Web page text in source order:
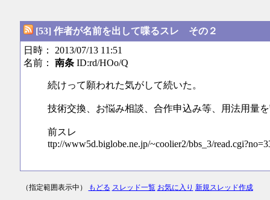
[53] 作者が名前を出して喋るスレ その２
日時： 2013/07/13 11:51
名前： 南条ID:rd/HOo/Q
続けって願われた気がして続いた。
技術交換、お悩み相談、合作申込み等、用法用量
前スレ
ttp://www5d.biglobe.ne.jp/~coolier2/bbs_3/
（指定範囲表示中） もどる スレッド一覧 お気に入り 新規スレッド作成